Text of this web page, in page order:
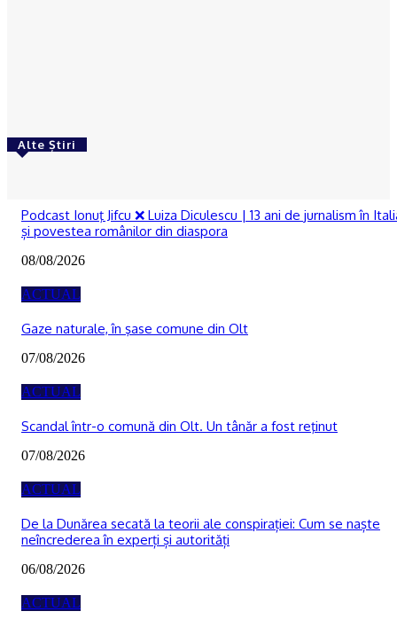
Alte Știri
Podcast Ionuţ Jifcu ❌ Luiza Diculescu | 13 ani de jurnalism în
și povestea românilor din diaspora
08/08/2026
ACTUAL
Gaze naturale, în şase comune din Olt
07/08/2026
ACTUAL
Scandal într-o comună din Olt. Un tânăr a fost reţinut
07/08/2026
ACTUAL
De la Dunărea secată la teorii ale conspirației: Cum se naște
neîncrederea în experți și autorități
06/08/2026
ACTUAL